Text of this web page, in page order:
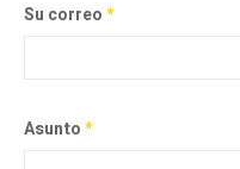
Su correo*
Asunto*